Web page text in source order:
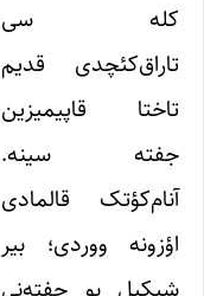
کله سی
تاراق‌کئچدی قدیم
تاختا قاپیمیزین
جفته سینه.
آنام‌کؤتک قالمادی
اؤزونه ووردی؛ بیر
شیکیل بو جفته‌نی